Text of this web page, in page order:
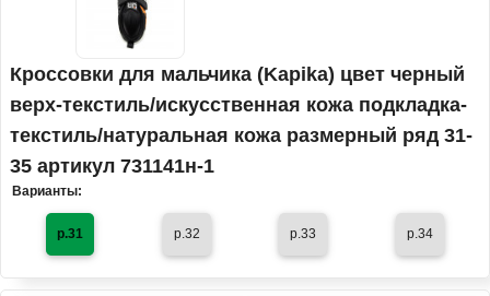
Кроссовки для мальчика (Kapika) цвет черный
верх-текстиль/искусственная кожа подкладка-
текстиль/натуральная кожа размерный ряд 31-
35 артикул 731141н-1
Варианты:
р.31 р.32 р.33 р.34